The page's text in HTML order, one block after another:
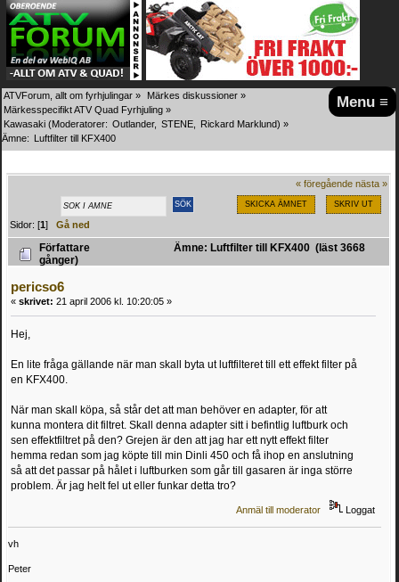
Menu ≡
ATVForum, allt om fyrhjulingar » Märkes diskussioner »
Märkesspecifikt ATV Quad Fyrhjuling »
Kawasaki (Moderatorer: Outlander, STENE Rickard Marklund) »
Ämne: Luftfilter till KFX400
« föregående nästa »
SKICKA ÄMNET SKRIV UT
Sidor: [1]Gå ned
Författare
Ämne: Luftfilter till KFX400 (läst 3668
gånger)
pericso6
« skrivet: 21 april 2006 kl. 10:20:05 »
Hej,
En lite fråga gällande när man skall byta ut luftfilteret till ett effekt filter på
en KFX400.
När man skall köpa, så står det att man behöver en adapter, för att
kunna montera dit filtret. Skall denna adapter sitt i befintlig luftburk och
sen effektfiltret på den? Grejen är den att jag har ett nytt effekt filter
hemma redan som jag köpte till min Dinli 450 och få ihop en anslutning
så att det passar på hålet i luftburken som går till gasaren är inga större
problem. Är jag helt fel ut eller funkar detta tro?
Anmäl till moderator Loggat
vh
Peter